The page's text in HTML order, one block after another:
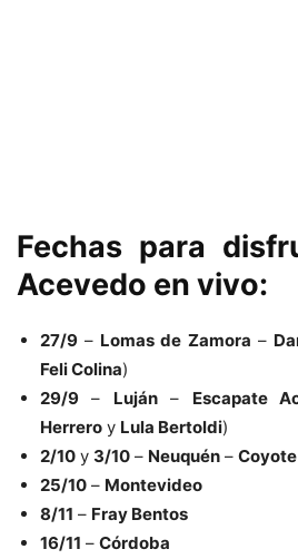
Fechas para
Acevedo en vivo:
27/9 – Lomas de Zamora –
Feli Colina)
29/9 – Luján– Escapate
Herrero y Lula Bertoldi)
2/10 y 3/10 – Neuquén –
25/10 – Montevideo
8/11 – Fray Bentos
16/11 – Córdoba